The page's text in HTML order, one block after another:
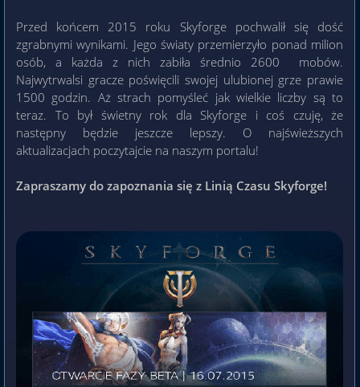
Przed końcem 2015 roku Skyforge pochwalił się dość
zgrabnymi wynikami. Jego światy przemierzyło ponad milion
osób, a każda z nich zabiła średnio 2600 mobów.
Najwytrwalsi gracze poświęcili swojej ulubionej grze prawie
1500 godzin. Aż strach pomyśleć jak wielkie liczby są to
teraz. To był świetny rok dla Skyforge i coś czuję, że
następny będzie jeszcze lepszy. O najświeższych
aktualizacjach poczytajcie na naszym portalu!
Zapraszamy do zapoznania się z Linią Czasu Skyforge!